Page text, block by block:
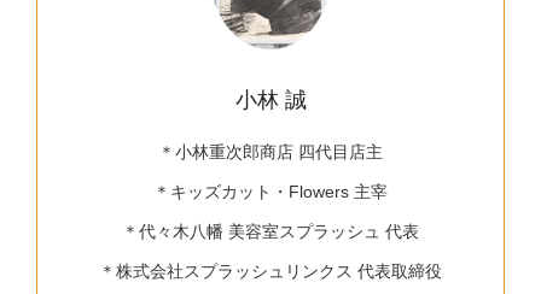
小林 誠
＊小林重次郎商店 四代目店主
＊キッズカット・Flowers 主宰
＊代々木八幡 美容室スプラッシュ 代表
＊株式会社スプラッシュリンクス 代表取締役